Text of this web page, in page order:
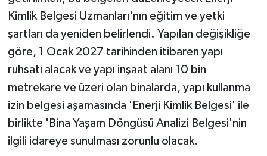
Kimlik Belgesi Uzmanları'nın eğitim ve yetki
şartları da yeniden belirlendi. Yapılan değişikliğe
göre, 1 Ocak 2027 tarihinden itibaren yapı
ruhsatı alacak ve yapı inşaat alanı 10 bin
metrekare ve üzeri olan binalarda, yapı kullanma
izin belgesi aşamasında 'Enerji Kimlik Belgesi' ile
birlikte 'Bina Yaşam Döngüsü Analizi Belgesi'nin
ilgili idareye sunulması zorunlu olacak.